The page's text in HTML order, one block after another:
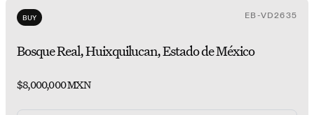
BUY EB-VD2635
Bosque Real, Huixquilucan, Estado de México
$8,000,000 MXN